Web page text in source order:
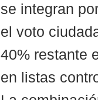
se integran
el voto
40% restante
en listas